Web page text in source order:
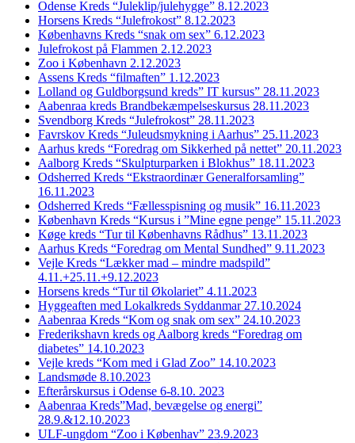
Odense Kreds “Juleklip/julehygge” 8.12.2023
Horsens Kreds “Julefrokost” 8.12.2023
Københavns Kreds “snak om sex” 6.12.2023
Julefrokost på Flammen 2.12.2023
Zoo i København 2.12.2023
Assens Kreds “filmaften” 1.12.2023
Lolland og Guldborgsund kreds” IT kursus” 28.11.2023
Aabenraa kreds Brandbekæmpelseskursus 28.11.2023
Svendborg Kreds “Julefrokost” 28.11.2023
Favrskov Kreds “Juleudsmykning i Aarhus” 25.11.2023
Aarhus kreds “Foredrag om Sikkerhed på nettet” 20.11.2023
Aalborg Kreds “Skulpturparken i Blokhus” 18.11.2023
Odsherred Kreds “Ekstraordinær Generalforsamling”
16.11.2023
Odsherred Kreds “Fællesspisning og musik” 16.11.2023
København Kreds “Kursus i ”Mine egne penge” 15.11.2023
Køge kreds “Tur til Københavns Rådhus” 13.11.2023
Aarhus Kreds “Foredrag om Mental Sundhed” 9.11.2023
Vejle Kreds “Lækker mad – mindre madspild”
4.11.+25.11.+9.12.2023
Horsens kreds “Tur til Økolariet” 4.11.2023
Hyggeaften med Lokalkreds Syddanmar 27.10.2024
Aabenraa Kreds “Kom og snak om sex” 24.10.2023
Frederikshavn kreds og Aalborg kreds “Foredrag om
diabetes” 14.10.2023
Vejle kreds “Kom med i Glad Zoo” 14.10.2023
Landsmøde 8.10.2023
Efterårskursus i Odense 6-8.10. 2023
Aabenraa Kreds”Mad, bevægelse og energi”
28.9.&12.10.2023
ULF-ungdom “Zoo i Københav” 23.9.2023